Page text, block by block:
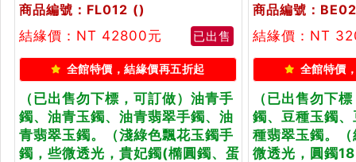
商品編號：FL012 ()
結緣價：NT 42800元
已出售
全館特價，結緣價再五折起
（已出售勿下標，可訂做）油青手
鐲、油青玉鐲、油青翡翠手鐲、油
青翡翠玉鐲。（淺綠色飄花玉鐲手
鐲，些微透光，貴妃鐲(橢圓鐲、蛋
商品編號：
結緣價：NT
全館特價
（已出售勿下
鐲、豆種玉鐲
種翡翠玉鐲。
微透光，圓鐲